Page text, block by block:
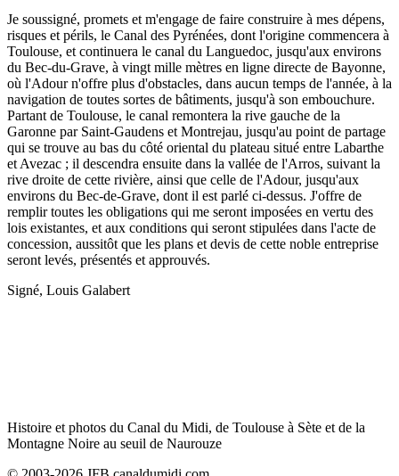
Je soussigné, promets et m'engage de faire construire à mes dépens,
risques et périls, le Canal des Pyrénées, dont l'origine commencera à
Toulouse, et continuera le canal du Languedoc, jusqu'aux environs
du Bec-du-Grave, à vingt mille mètres en ligne directe de Bayonne,
où l'Adour n'offre plus d'obstacles, dans aucun temps de l'année, à la
navigation de toutes sortes de bâtiments, jusqu'à son embouchure.
Partant de Toulouse, le canal remontera la rive gauche de la
Garonne par Saint-Gaudens et Montrejau, jusqu'au point de partage
qui se trouve au bas du côté oriental du plateau situé entre Labarthe
et Avezac ; il descendra ensuite dans la vallée de l'Arros, suivant la
rive droite de cette rivière, ainsi que celle de l'Adour, jusqu'aux
environs du Bec-de-Grave, dont il est parlé ci-dessus. J'offre de
remplir toutes les obligations qui me seront imposées en vertu des
lois existantes, et aux conditions qui seront stipulées dans l'acte de
concession, aussitôt que les plans et devis de cette noble entreprise
seront levés, présentés et approuvés.
Signé, Louis Galabert
Histoire et photos du Canal du Midi, de Toulouse à Sète et de la
Montagne Noire au seuil de Naurouze